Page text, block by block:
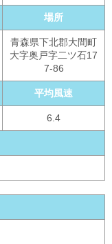
場所
青森県下北郡大間町
大字奥戸字二ツ石17
7-86
平均風速
6.4